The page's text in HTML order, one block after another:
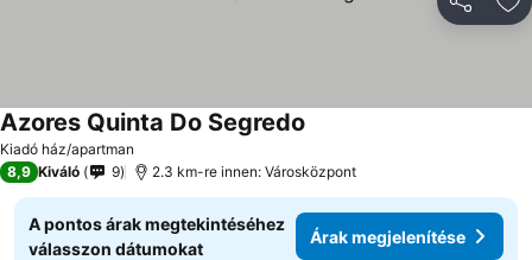
Kiadó ház/apartman
Azores Quinta Do Segredo
8,9 Kiváló 9 2.3 km-re innen: Városközpont
A pontos árak megtekintéséhez
válasszon dátumokat
Árak megjelenítése